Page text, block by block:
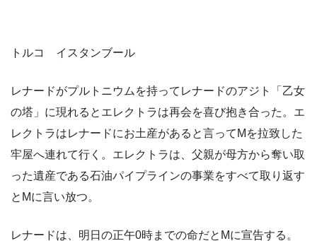
トルコ イスタンブール
レナードがプルトニウムを持ってレナードのアジト「乙女
の塔」に現れるとエレクトラは再会を喜び抱き合った。エ
レクトラはレナードにお土産があると言ってMを拉致した
牢屋へ連れて行く。エレクトラは、父親が母方から奪い取
った遺産である石油パイプラインの事業をすべて取り返す
とMに言い放つ。
レナードは、明日の正午0時までの命だとMに宣告する。